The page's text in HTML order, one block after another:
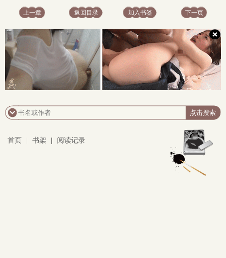
上一章 返回目录 加入书签 下一页
首页 书架 阅读记录